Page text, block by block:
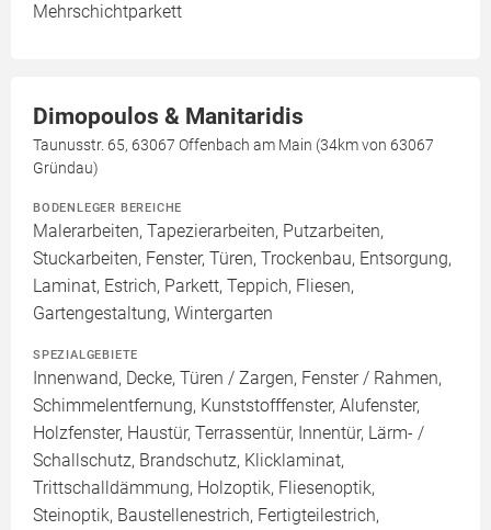
Mehrschichtparkett
Dimopoulos & Manitaridis
Taunusstr. 65, 63067 Offenbach am Main (34km von 63067
Gründau)
BODENLEGER BEREICHE
Malerarbeiten, Tapezierarbeiten, Putzarbeiten,
Stuckarbeiten, Fenster, Türen, Trockenbau, Entsorgung,
Laminat, Estrich, Parkett, Teppich, Fliesen,
Gartengestaltung, Wintergarten
SPEZIALGEBIETE
Innenwand, Decke, Türen / Zargen, Fenster / Rahmen,
Schimmelentfernung, Kunststofffenster, Alufenster,
Holzfenster, Haustür, Terrassentür, Innentür, Lärm- /
Schallschutz, Brandschutz, Klicklaminat,
Trittschalldämmung, Holzoptik, Fliesenoptik,
Steinoptik, Baustellenestrich, Fertigteilestrich,